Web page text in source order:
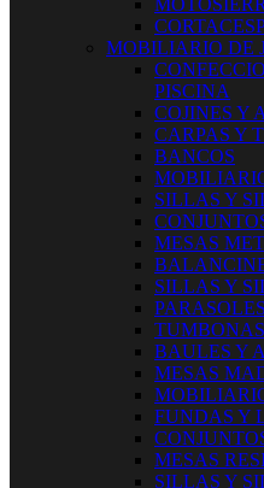
MOBILIARIO DE
PISCINA
COJINES Y
CARPAS Y
BANCOS
SILLAS Y
MESAS
SILLAS Y
BAULES Y
MESAS
FUNDAS Y
MESAS
SILLAS Y